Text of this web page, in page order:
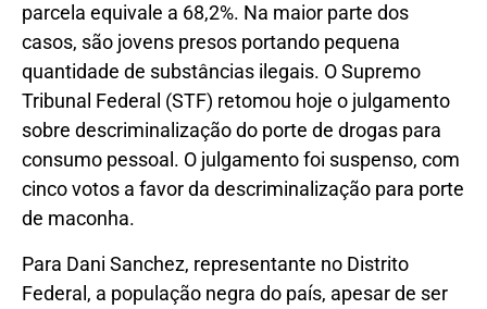
parcela equivale a 68,2%. Na maior parte dos
casos, são jovens presos portando pequena
quantidade de substâncias ilegais. O Supremo
Tribunal Federal (STF) retomou hoje o julgamento
sobre descriminalização do porte de drogas para
consumo pessoal. O julgamento foi suspenso, com
cinco votos a favor da descriminalização para porte
de maconha.
Para Dani Sanchez, representante no Distrito
Federal, a população negra do país, apesar de ser